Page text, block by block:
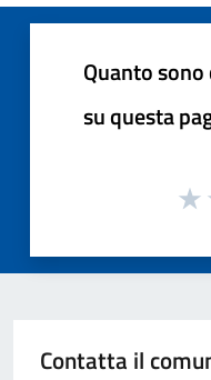
Quanto
su questa
Contatta il